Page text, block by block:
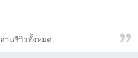
อ่านรีวิวทั้งหมด